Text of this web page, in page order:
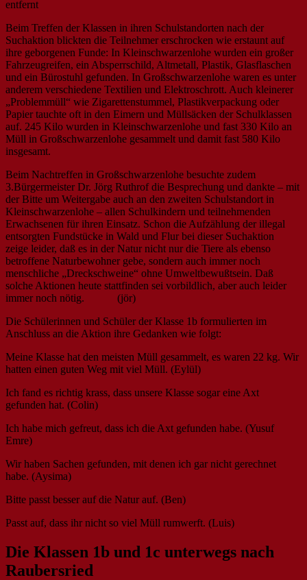
entfernt
Beim Treffen der Klassen in ihren Schulstandorten nach der
Suchaktion blickten die Teilnehmer erschrocken wie erstaunt auf
ihre geborgenen Funde: In Kleinschwarzenlohe wurden ein großer
Fahrzeugreifen, ein Absperrschild, Altmetall, Plastik, Glasflaschen
und ein Bürostuhl gefunden. In Großschwarzenlohe waren es unter
anderem verschiedene Textilien und Elektroschrott. Auch kleinerer
„Problemmüll“ wie Zigarettenstummel, Plastikverpackung oder
Papier tauchte oft in den Eimern und Müllsäcken der Schulklassen
auf. 245 Kilo wurden in Kleinschwarzenlohe und fast 330 Kilo an
Müll in Großschwarzenlohe gesammelt und damit fast 580 Kilo
insgesamt.
Beim Nachtreffen in Großschwarzenlohe besuchte zudem
3.Bürgermeister Dr. Jörg Ruthrof die Besprechung und dankte – mit
der Bitte um Weitergabe auch an den zweiten Schulstandort in
Kleinschwarzenlohe – allen Schulkindern und teilnehmenden
Erwachsenen für ihren Einsatz. Schon die Aufzählung der illegal
entsorgten Fundstücke in Wald und Flur bei dieser Suchaktion
zeige leider, daß es in der Natur nicht nur die Tiere als ebenso
betroffene Naturbewohner gebe, sondern auch immer noch
menschliche „Dreckschweine“ ohne Umweltbewußtsein. Daß
solche Aktionen heute stattfinden sei vorbildlich, aber auch leider
immer noch nötig.
(jör)
Die Schülerinnen und Schüler der Klasse 1b formulierten im
Anschluss an die Aktion ihre Gedanken wie folgt:
Meine Klasse hat den meisten Müll gesammelt, es waren 22 kg. Wir
hatten einen guten Weg mit viel Müll. (Eylül)
Ich fand es richtig krass, dass unsere Klasse sogar eine Axt
gefunden hat. (Colin)
Ich habe mich gefreut, dass ich die Axt gefunden habe. (Yusuf
Emre)
Wir haben Sachen gefunden, mit denen ich gar nicht gerechnet
habe. (Aysima)
Bitte passt besser auf die Natur auf. (Ben)
Passt auf, dass ihr nicht so viel Müll rumwerft. (Luis)
Die Klassen 1b und 1c unterwegs nach
Raubersried